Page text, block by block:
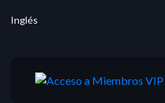
Inglés